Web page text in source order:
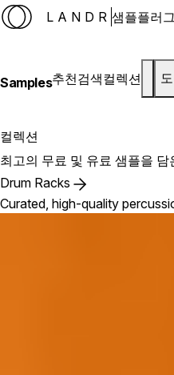
LANDR 샘플플러
Samples추천검색컬렉션
컬렉션
최고의 무료 및 유료 샘플을
Drum Racks
Curated, high-quality